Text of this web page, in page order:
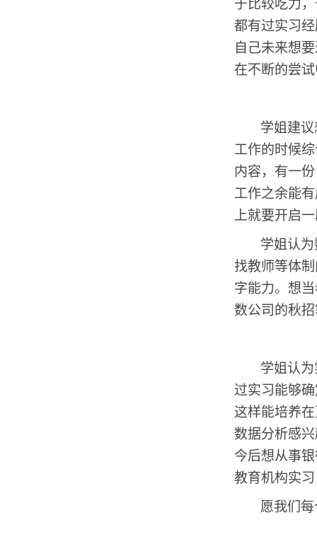
于比较吃力
都有过实习
自己未来想
在不断的尝
学姐建
工作的时候
内容，有一
工作之余能
上就要开启
学姐认
找教师等体
字能力。想
数公司的秋
学姐认
过实习能够
这样能培养
数据分析感
今后想从事
教育机构实
愿我们